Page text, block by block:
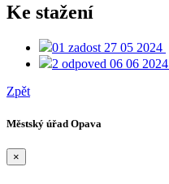
Ke stažení
01 zadost 27 05 2024
2 odpoved 06 06 2024
Zpět
Městský úřad Opava
×